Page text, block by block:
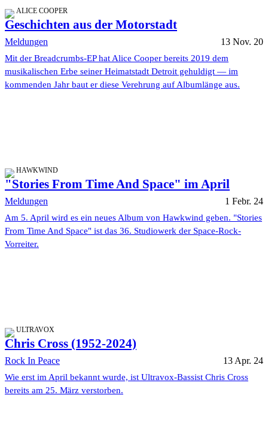
ALICE COOPER
Geschichten aus der Motorstadt
Meldungen 13 Nov. 20
Mit der Breadcrumbs-EP hat Alice Cooper bereits 2019 dem
musikalischen Erbe seiner Heimatstadt Detroit gehuldigt — im
kommenden Jahr baut er diese Verehrung auf Albumlänge aus.
HAWKWIND
"Stories From Time And Space" im April
Meldungen 1 Febr. 24
Am 5. April wird es ein neues Album von Hawkwind geben. "Stories
From Time And Space" ist das 36. Studiowerk der Space-Rock-
Vorreiter.
ULTRAVOX
Chris Cross (1952-2024)
Rock In Peace 13 Apr. 24
Wie erst im April bekannt wurde, ist Ultravox-Bassist Chris Cross
bereits am 25. März verstorben.